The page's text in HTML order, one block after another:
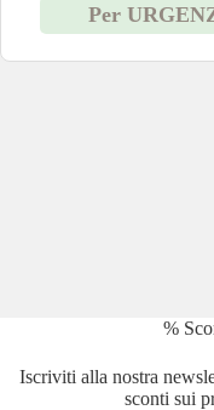
Per
%
Iscriviti alla nostra
sconti sui